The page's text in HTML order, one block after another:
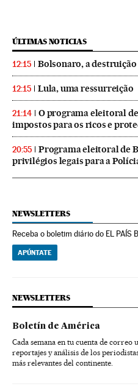
ÚLTIMAS NOTICIAS
12:15 Bolsonaro, a
12:15 Lula, uma ressurreição
21:14
O programa eleitoral
impostos para os ricos e
20:55
Programa eleitoral de
privilégios legais para a
NEWSLETTERS
Receba o boletim diário do EL PAÍS
APÚNTATE
NEWSLETTERS
Boletín de América
Cada semana en tu cuenta de correo
reportajes y análisis de los
más relevantes del continente.